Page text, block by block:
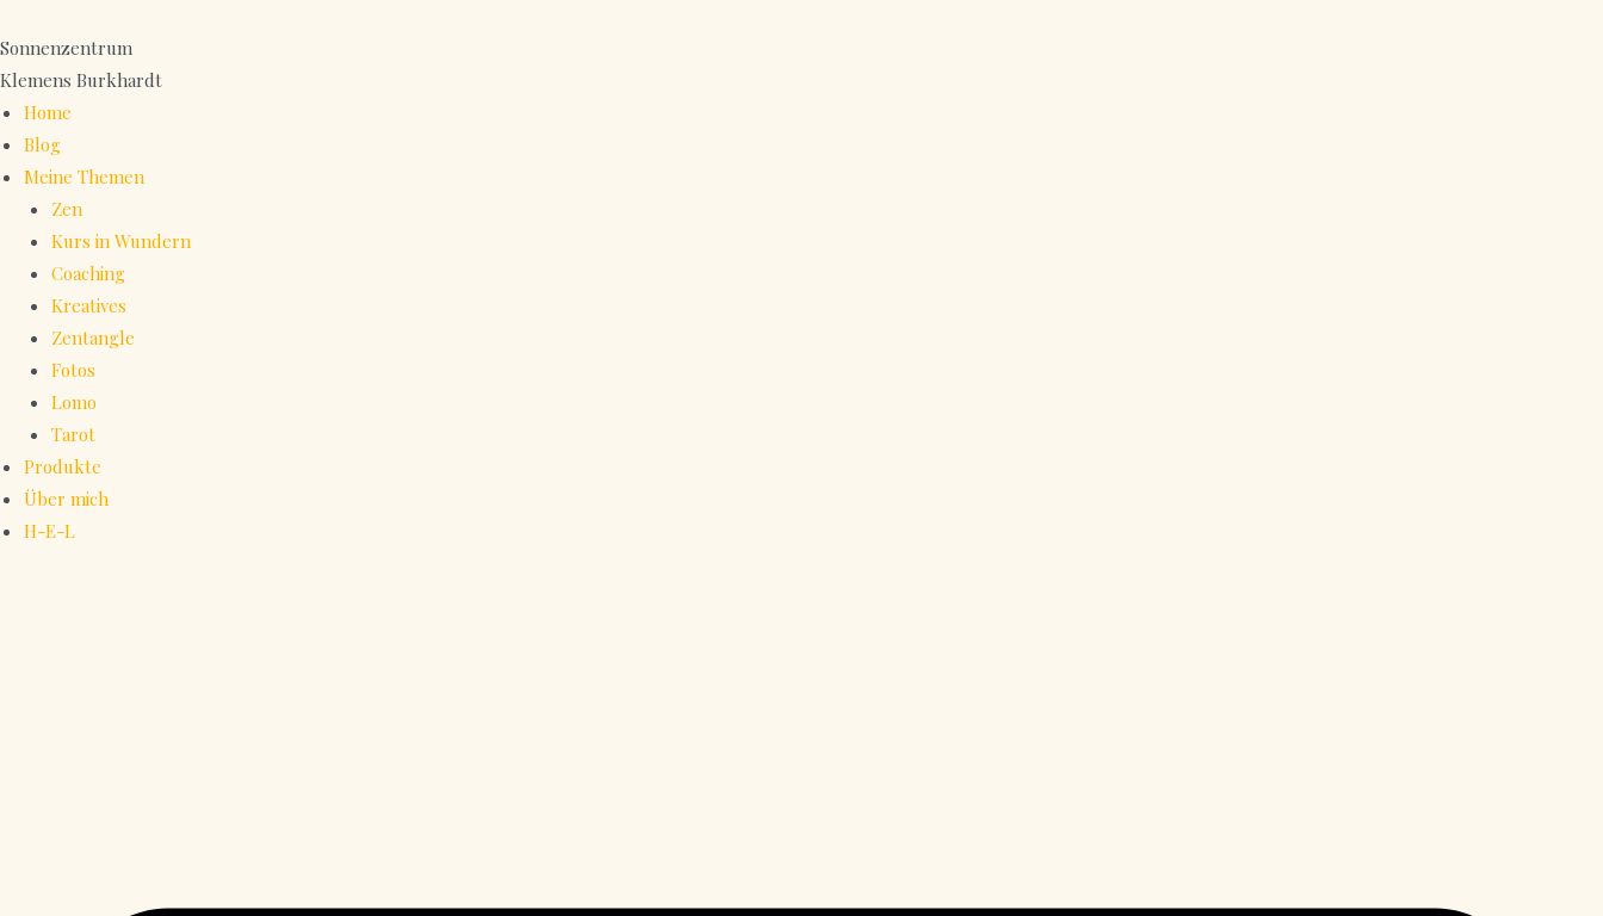
Inhalt
springen
Sonnenzentrum
Klemens Burkhardt
Home
Blog
Meine Themen
Zen
Kurs in Wundern
Coaching
Kreatives
Zentangle
Fotos
Lomo
Tarot
Produkte
Über mich
H-E-L